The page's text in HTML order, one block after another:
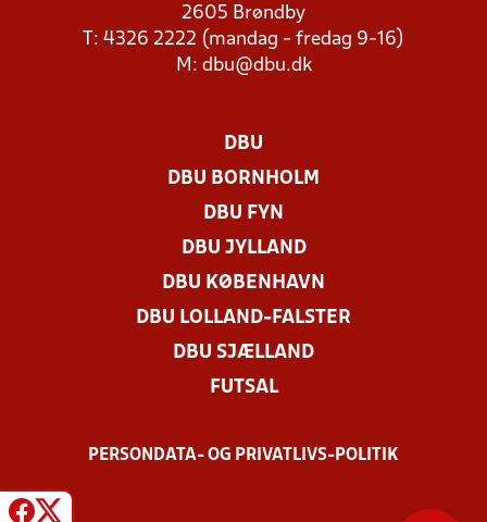
2605 Brøndby
T: 4326 2222 (mandag - fredag 9-16)
M: dbu@dbu.dk
DBU
DBU BORNHOLM
DBU FYN
DBU JYLLAND
DBU KØBENHAVN
DBU LOLLAND-FALSTER
DBU SJÆLLAND
FUTSAL
PERSONDATA- OG PRIVATLIVS-POLITIK